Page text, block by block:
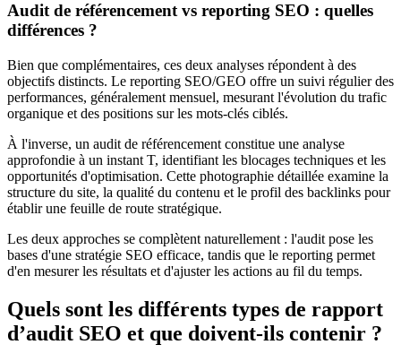
Audit de référencement vs reporting SEO : quelles
différences ?
Bien que complémentaires, ces deux analyses répondent à des
objectifs distincts. Le reporting SEO/GEO offre un suivi régulier des
performances, généralement mensuel, mesurant l'évolution du trafic
organique et des positions sur les mots-clés ciblés.
À l'inverse, un audit de référencement constitue une analyse
approfondie à un instant T, identifiant les blocages techniques et les
opportunités d'optimisation. Cette photographie détaillée examine la
structure du site, la qualité du contenu et le profil des backlinks pour
établir une feuille de route stratégique.
Les deux approches se complètent naturellement : l'audit pose les
bases d'une stratégie SEO efficace, tandis que le reporting permet
d'en mesurer les résultats et d'ajuster les actions au fil du temps.
Quels sont les différents types de rapport
d’audit SEO et que doivent-ils contenir ?